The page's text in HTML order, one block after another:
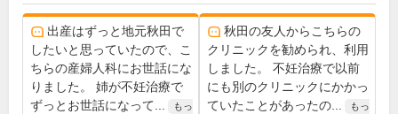
出産はずっと地元秋田で
したいと思っていたので、こ
ちらの産婦人科にお世話にな
りました。 姉が不妊治療で
ずっとお世話になって...
もっ
秋田の友人からこちらの
クリニックを勧められ、利用
しました。 不妊治療で以前
にも別のクリニックにかかっ
ていたことがあったの...
もっ